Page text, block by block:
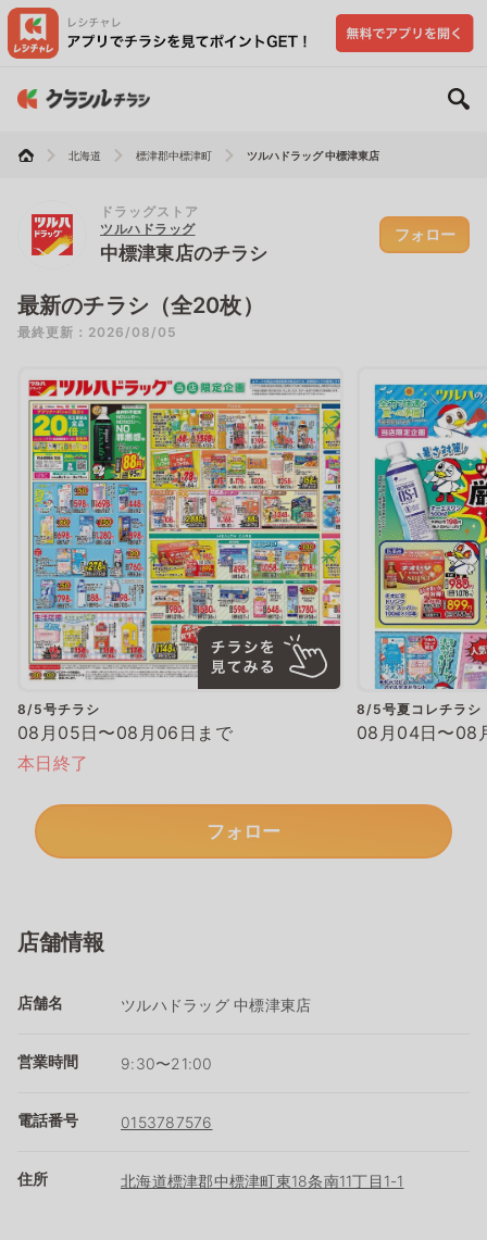
北海道 標津郡中標津町 ツルハドラッグ 中標津東店
ドラッグストア
ツルハドラッグ
中標津東店のチラシ
フォロー
最新のチラシ（全20枚）
最終更新：2026/08/05
8/5号チラシ
08月05日〜08月06日まで
本日終了
8/5号夏コレチラシ
08月04日〜08
フォロー
店舗情報
店舗名 ツルハドラッグ 中標津東店
営業時間 9:30〜21:00
電話番号 0153787576
住所 北海道標津郡中標津町東18条南11丁目1-1